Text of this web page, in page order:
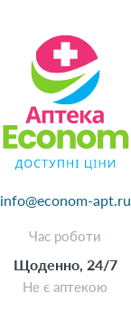
info@econom-apt.ru
Час роботи
Щоденно, 24/7
Не є аптекою